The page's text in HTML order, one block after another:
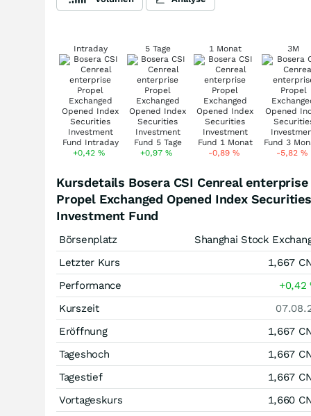
Intraday
+0,42%
5 Tage
+0,97%
1 Monat
-0,89 %
3M
-5,82%
Kursdetails Bosera CSI Cenreal enterprise
Propel Exchanged Opened Index Securities
Investment Fund
Börsenplatz
Shanghai Stock
Letzter Kurs
1,667
Performance
+0,42
Kurszeit
Eröffnung
1,667
Tageshoch
1,667
Tagestief
1,667
Vortageskurs
1,660